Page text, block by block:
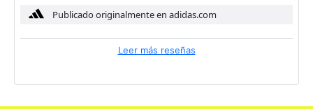
Publicado originalmente en adidas.com
Leer más reseñas